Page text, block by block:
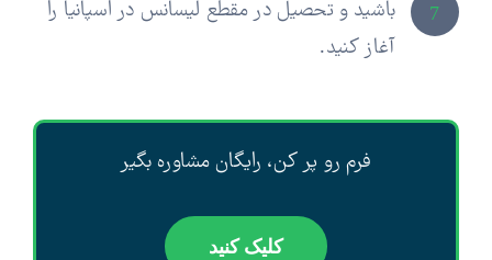
7
باشید و تحصیل در مقطع لیسانس در اسپانیا را
آغاز کنید.
فرم رو پر کن، رایگان مشاوره بگیر
کلیک کنید